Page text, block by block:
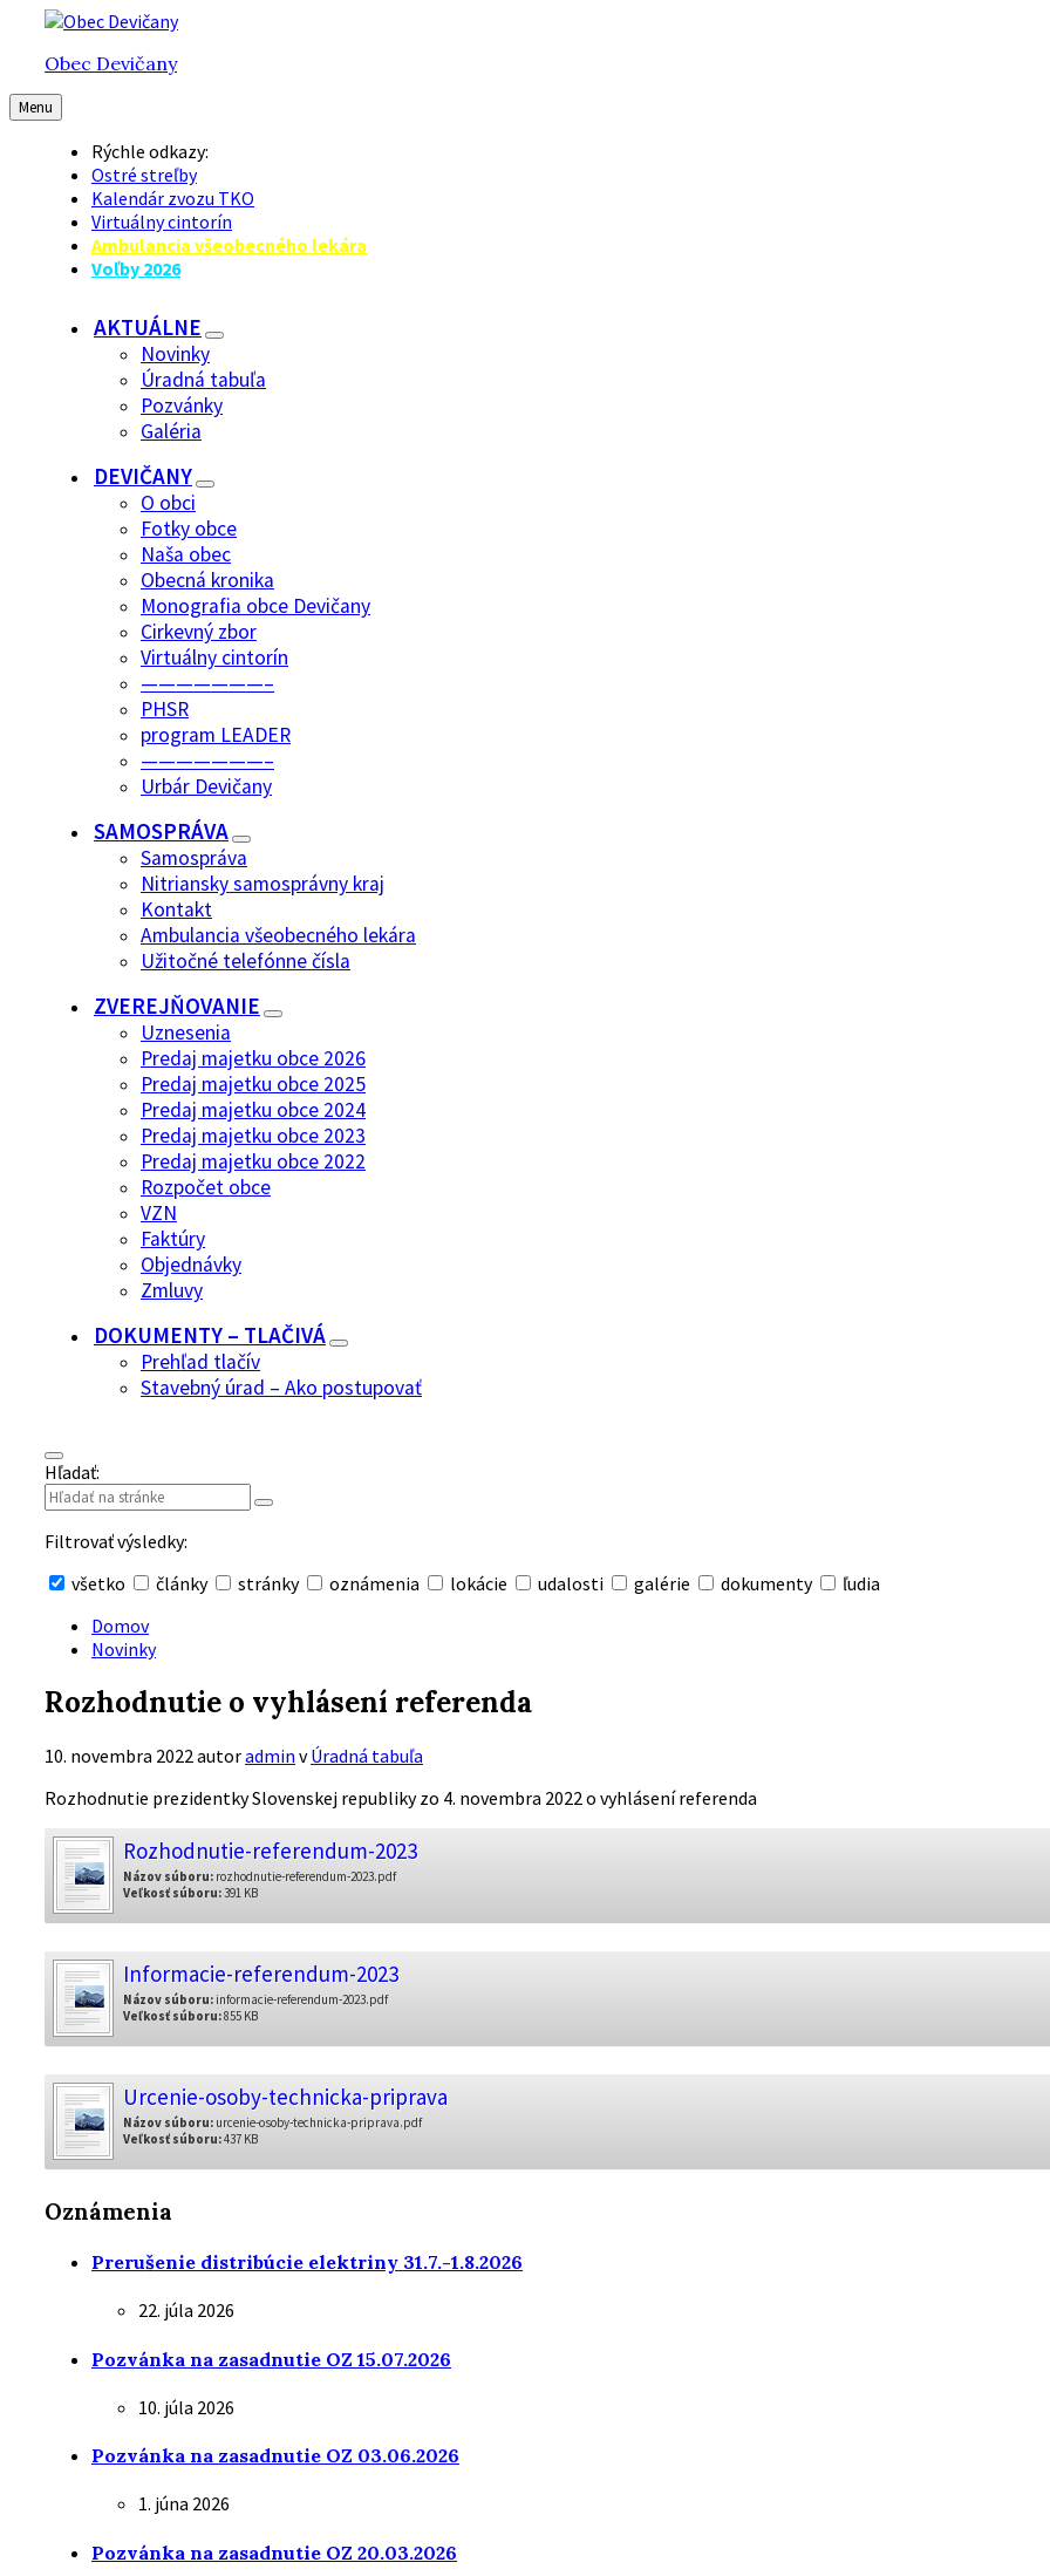
Preskočiť
obsah
Preskočiť
hlavnú
navigáciu
Preskočiť
pätičkuObec Devičany
Menu
Rýchle odkazy:
Ostré streľby
Kalendár zvozu TKO
Virtuálny cintorín
Ambulancia všeobecného lekára
Voľby 2026
AKTUÁLNE
Novinky
Úradná tabuľa
Pozvánky
Galéria
DEVIČANY
O obci
Fotky obce
Naša obec
Obecná kronika
Monografia obce Devičany
Cirkevný zbor
Virtuálny cintorín
———————–
PHSR
program LEADER
———————–
Urbár Devičany
SAMOSPRÁVA
Samospráva
Nitriansky samosprávny kraj
Kontakt
Ambulancia všeobecného lekára
Užitočné telefónne čísla
ZVEREJŇOVANIE
Uznesenia
Predaj majetku obce 2026
Predaj majetku obce 2025
Predaj majetku obce 2024
Predaj majetku obce 2023
Predaj majetku obce 2022
Rozpočet obce
VZN
Faktúry
Objednávky
Zmluvy
DOKUMENTY – TLAČIVÁ
Prehľad tlačív
Stavebný úrad – Ako postupovať
Hľadať:
Filtrovať výsledky:
všetko
články stránky oznámenia lokácie udalosti galérie dokumenty ľudia
vyhľadávanie
Domov
Novinky
Rozhodnutie o vyhlásení referenda
10. novembra 2022autoradmin vÚradná tabuľa
Rozhodnutie prezidentky Slovenskej republiky zo 4. novembra 2022 o vyhlásení referenda
Rozhodnutie-referendum-2023
Názov súboru: rozhodnutie-referendum-2023.pdf
Veľkosť súboru:391 KB
Informacie-referendum-2023
Názov súboru: informacie-referendum-2023.pdf
Veľkosť súboru:855 KB
Urcenie-osoby-technicka-priprava
Názov súboru: urcenie-osoby-technicka-priprava.pdf
Veľkosť súboru:437 KB
Oznámenia
Prerušenie distribúcie elektriny 31.7.-1.8.2026
22. júla 2026
Pozvánka na zasadnutie OZ 15.07.2026
10. júla 2026
Pozvánka na zasadnutie OZ 03.06.2026
1. júna 2026
Pozvánka na zasadnutie OZ 20.03.2026